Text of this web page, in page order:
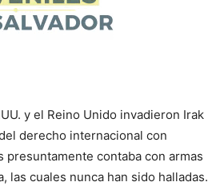
y el Reino Unido invadieron Irak
derecho internacional con
presuntamente contaba con armas
las cuales nunca han sido halladas.